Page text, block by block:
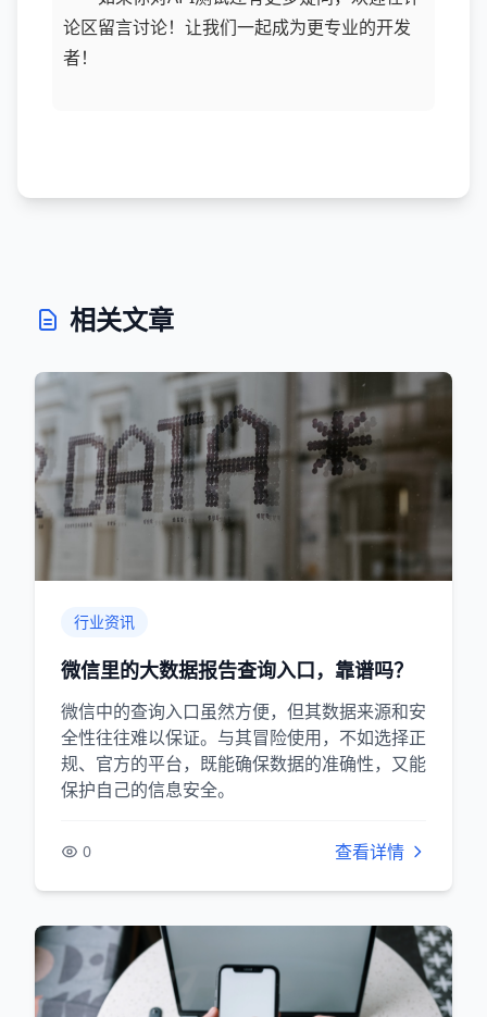
论区留言讨论！让我们一起成为更专业的开发
者！
相关文章
行业资讯
微信里的大数据报告查询入口，靠谱吗？
微信中的查询入口虽然方便，但其数据来源和安
全性往往难以保证。与其冒险使用，不如选择正
规、官方的平台，既能确保数据的准确性，又能
保护自己的信息安全。
0 查看详情